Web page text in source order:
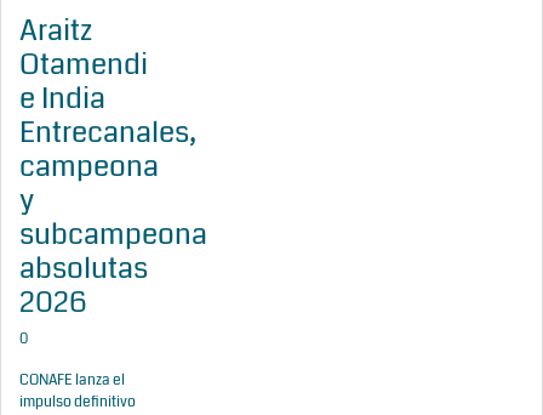
Araitz
Otamendi
e India
Entrecanales,
campeona
y
subcampeona
absolutas
2026
0
CONAFE lanza el
impulso definitivo